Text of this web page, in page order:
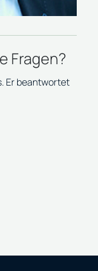
Fragen?
Er beantwortet